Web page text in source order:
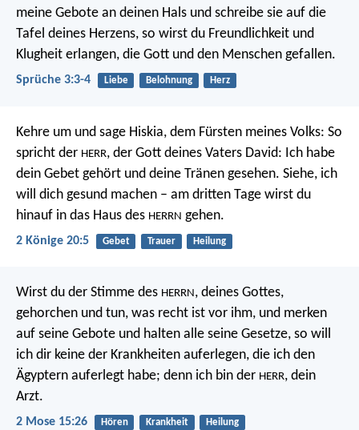
meine Gebote an deinen Hals und schreibe sie auf die
Tafel deines Herzens, so wirst du Freundlichkeit und
Klugheit erlangen, die Gott und den Menschen gefallen.
Sprüche 3:3-4 Liebe Belohnung Herz
Kehre um und sage Hiskia, dem Fürsten meines Volks: So
spricht der HERR, der Gott deines Vaters David: Ich habe
dein Gebet gehört und deine Tränen gesehen. Siehe, ich
will dich gesund machen – am dritten Tage wirst du
hinauf in das Haus des HERRN gehen.
2 Könige 20:5 Gebet Trauer Heilung
Wirst du der Stimme des HERRN, deines Gottes,
gehorchen und tun, was recht ist vor ihm, und merken
auf seine Gebote und halten alle seine Gesetze, so will
ich dir keine der Krankheiten auferlegen, die ich den
Ägyptern auferlegt habe; denn ich bin der HERR, dein
Arzt.
2 Mose 15:26 Hören Krankheit Heilung